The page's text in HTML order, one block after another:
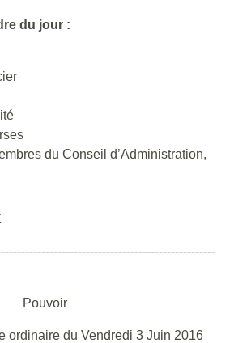
du jour :
du Conseil d’Administration,
Pouvoir
ordinaire du Vendredi 3 Juin 2016